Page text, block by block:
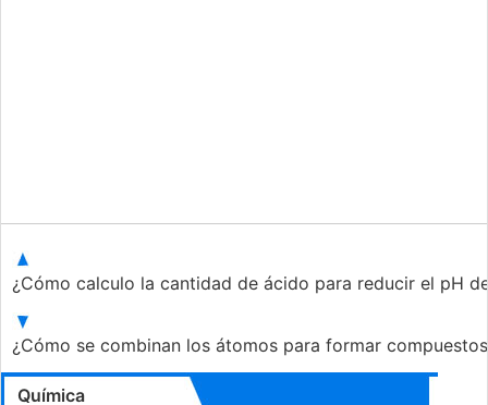
¿Cómo calculo la cantidad de ácido para reducir el pH
¿Cómo se combinan los átomos para formar
Química